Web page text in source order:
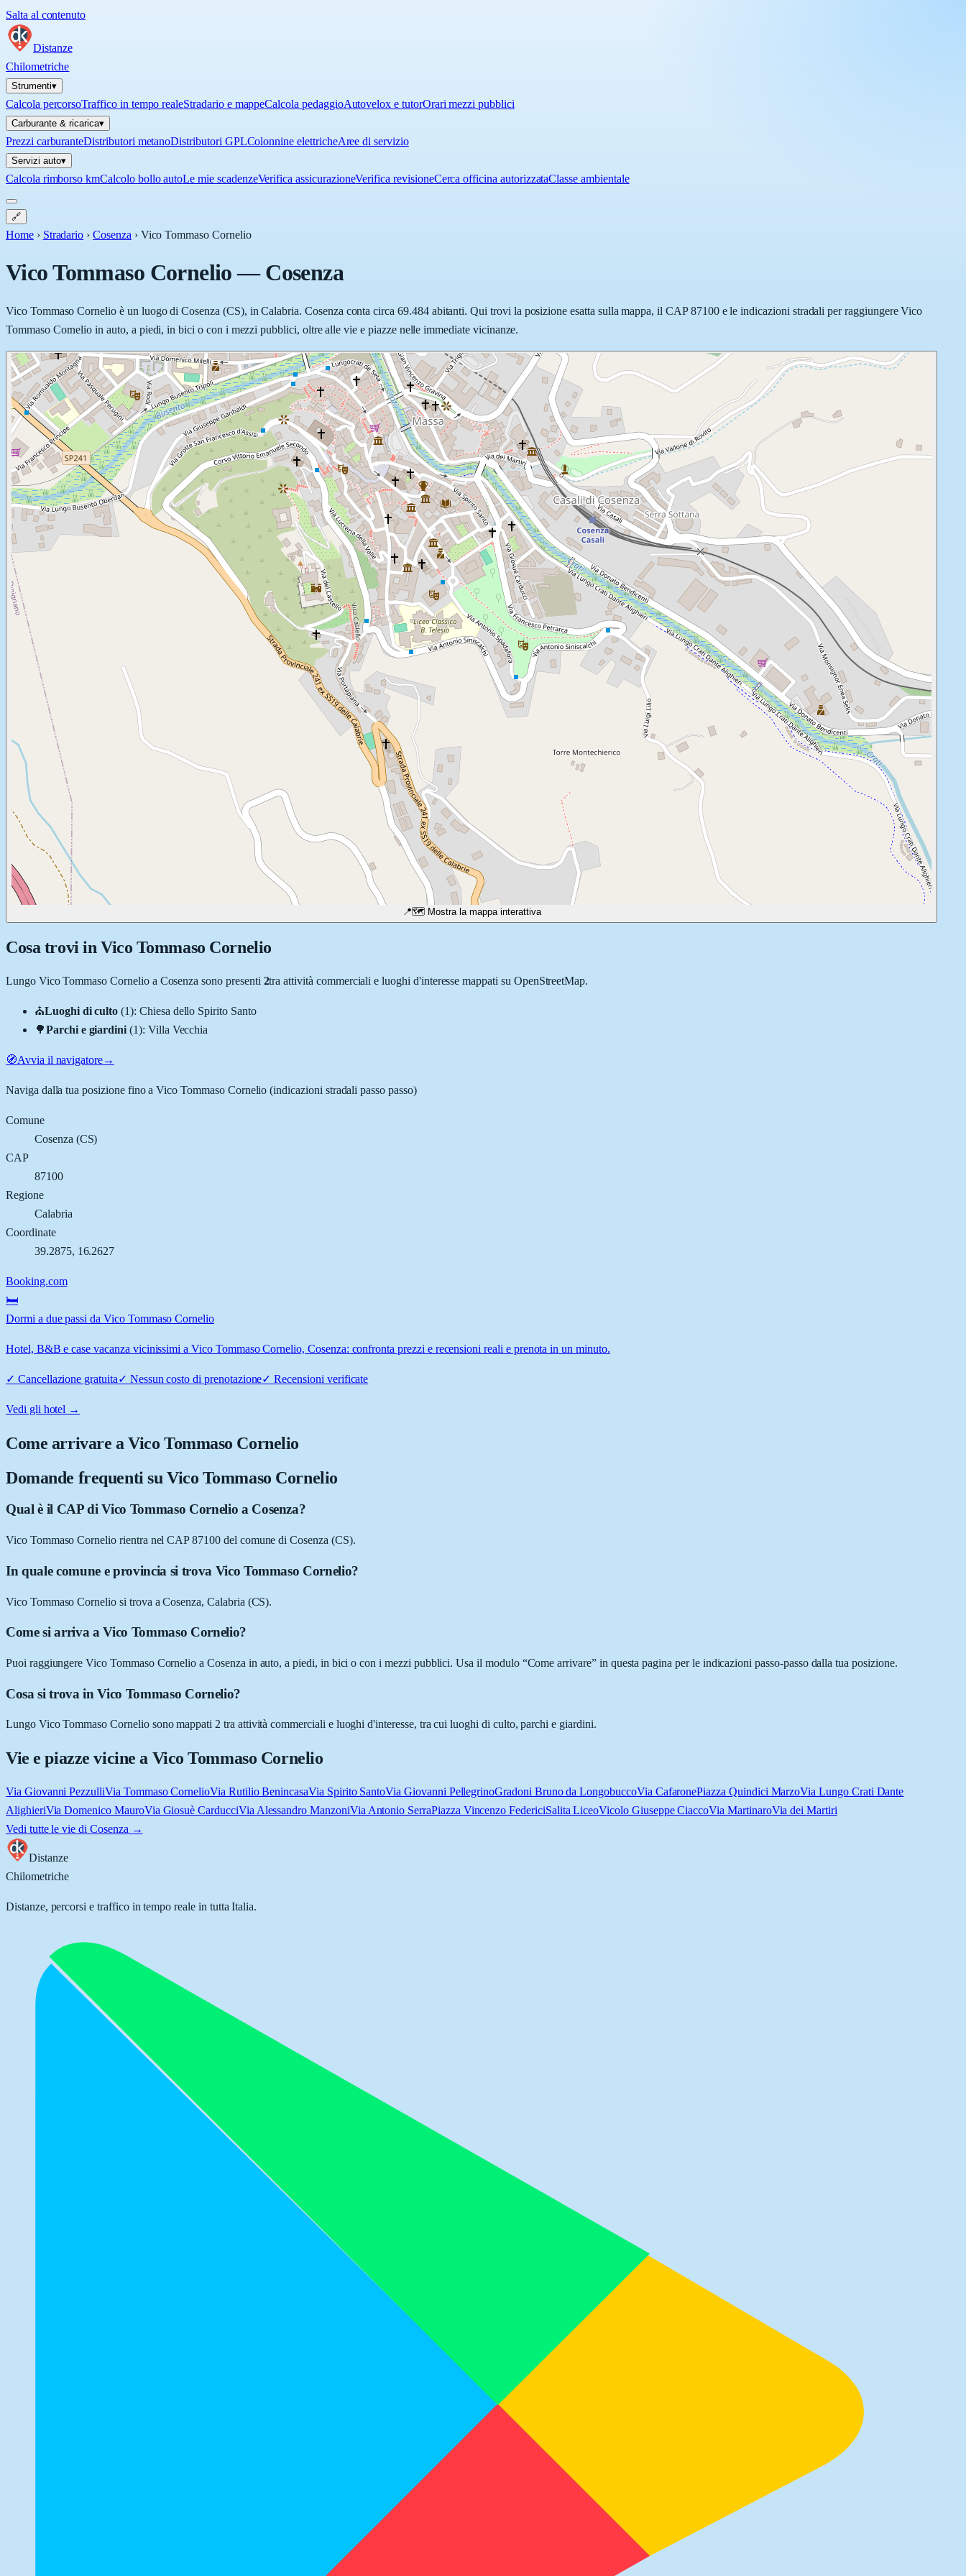
Salta al contenuto
Distanze
Chilometriche
Strumenti▾
Calcola percorsoTraffico in tempo realeStradario e mappeCalcola pedaggioAutovelox e tutorOrari mezzi pubblici
Carburante & ricarica▾
Prezzi carburanteDistributori metanoDistributori GPLColonnine elettricheAree di servizio
Servizi auto▾
Calcola rimborso kmCalcolo bollo autoLe mie scadenzeVerifica assicurazioneVerifica revisioneCerca officina autorizzataClasse ambientale
🔗
Home › Stradario › Cosenza › Vico Tommaso Cornelio
Vico Tommaso Cornelio—Cosenza
Vico Tommaso Cornelio è un luogo di Cosenza (CS), in Calabria. Cosenza conta circa 69.484 abitanti. Qui trovi la posizione esatta sulla mappa, il CAP 87100 e le indicazioni stradali per raggiungere Vico
Tommaso Cornelio in auto, a piedi, in bici o con i mezzi pubblici, oltre alle vie e piazze nelle immediate vicinanze.
📍🗺️ Mostra la mappa interattiva
Cosa trovi in Vico Tommaso Cornelio
Lungo Vico Tommaso Cornelioa Cosenza sono presenti 2tra attività commerciali e luoghi d'interesse mappati su OpenStreetMap.
⛪Luoghi di culto (1): Chiesa dello Spirito Santo
🌳Parchi e giardini (1): Villa Vecchia
🧭Avvia il navigatore→
Naviga dalla tua posizione fino aVico Tommaso Cornelio (indicazioni stradali passo passo)
Comune
Cosenza (CS)
CAP
87100
Regione
Calabria
Coordinate
39.2875, 16.2627
Booking.com
🛏️
Dormi a due passi da Vico Tommaso Cornelio
Hotel, B&B e case vacanza vicinissimi a Vico Tommaso Cornelio, Cosenza: confronta prezzi e recensioni reali e prenota in un minuto.
✓ Cancellazione gratuita✓ Nessun costo di prenotazione✓Recensioni verificate
Vedi gli hotel →
Come arrivare aVico Tommaso Cornelio
Domande frequenti su Vico Tommaso Cornelio
Qual è il CAP di Vico Tommaso Cornelio a Cosenza?
Vico Tommaso Cornelio rientra nel CAP 87100 del comune di Cosenza (CS).
In quale comune e provincia si trova Vico Tommaso Cornelio?
Vico Tommaso Cornelio si trova a Cosenza, Calabria (CS).
Come si arriva a Vico Tommaso Cornelio?
Puoi raggiungere Vico Tommaso Cornelio a Cosenza in auto, a piedi, in bici o con i mezzi pubblici. Usa il modulo “Come arrivare” in questa pagina per le indicazioni passo-passo dalla tua posizione.
Cosa si trova in Vico Tommaso Cornelio?
Lungo Vico Tommaso Cornelio sono mappati 2 tra attività commerciali e luoghi d'interesse, tra cui luoghi di culto, parchi e giardini.
Vie e piazze vicine a Vico Tommaso Cornelio
Via Giovanni PezzulliVia Tommaso CornelioVia Rutilio BenincasaVia Spirito SantoVia Giovanni PellegrinoGradoni Bruno da LongobuccoVia CafaronePiazza Quindici MarzoVia Lungo Crati Dante
AlighieriVia Domenico MauroVia Giosuè CarducciVia Alessandro ManzoniVia Antonio SerraPiazza Vincenzo FedericiSalita LiceoVicolo Giuseppe CiaccoVia MartinaroVia dei Martiri
Vedi tutte le vie di Cosenza →
Distanze
Chilometriche
Distanze, percorsi e traffico in tempo reale in tutta Italia.